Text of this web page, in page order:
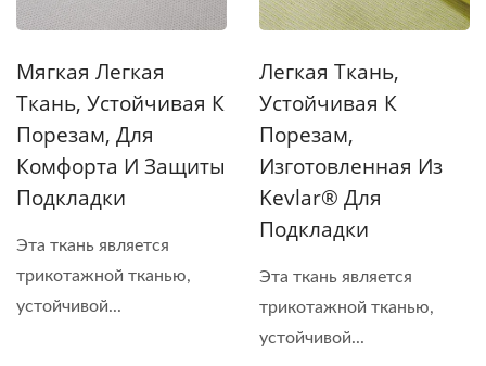
Мягкая Легкая
Ткань, Устойчивая К
Порезам, Для
Комфорта И Защиты
Подкладки
Эта ткань является
трикотажной тканью,
устойчивой...
Легкая Ткань,
Устойчивая К
Порезам,
Изготовленная Из
Kevlar® Для
Подкладки
Эта ткань является
трикотажной тканью,
устойчивой...